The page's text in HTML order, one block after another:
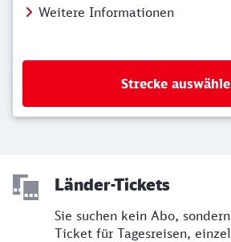
Weitere Informationen
Strecke
Länder-Tickets
Sie suchen kein Abo,
Ticket für Tagesreisen,